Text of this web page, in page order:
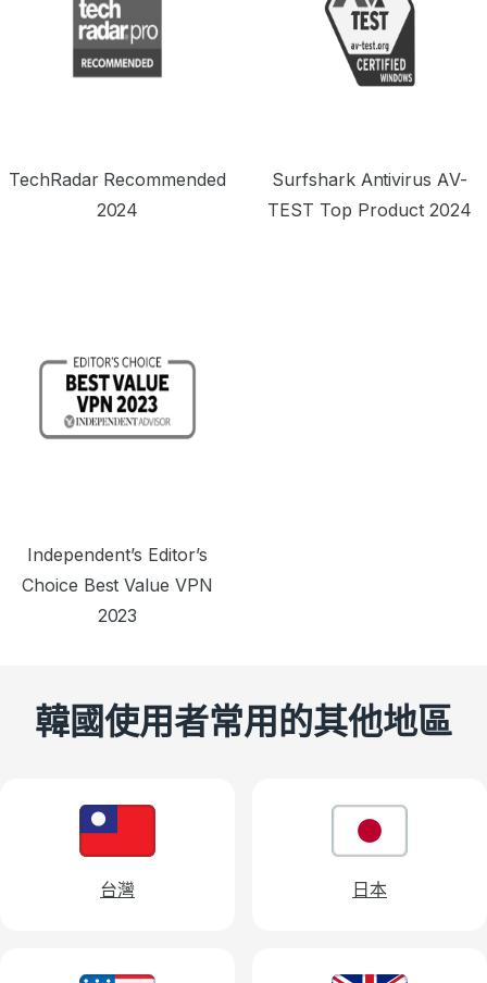
TechRadar Recommended
2024
Surfshark Antivirus AV-
TEST Top Product 2024
Independent’s Editor’s
Choice Best Value VPN
2023
韓國使用者常用的其他地區
台灣 日本